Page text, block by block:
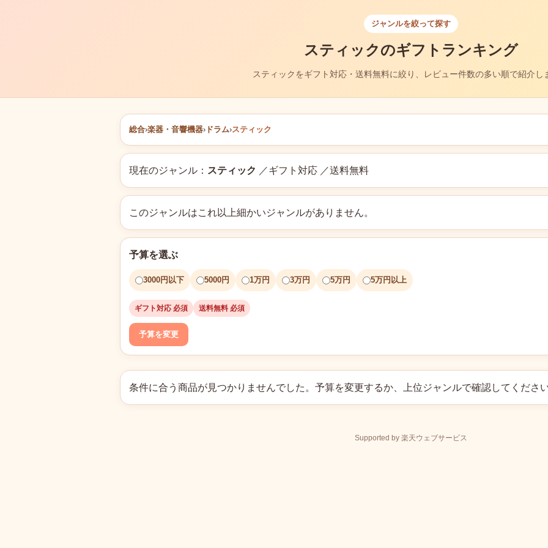
ジャンルを絞って探す
スティックのギフトランキング
スティックをギフト対応・送料無料に絞り、レビュー件数の多い順で紹介し
総合›楽器・音響機器› ドラム›スティック
現在のジャンル： スティック ／ギフト対応 ／送料無料
このジャンルはこれ以上細かいジャンルがありません。
予算を選ぶ
3000円以下 5000円 1万円 3万円 5万円 5万円以上
ギフト対応 必須 送料無料 必須
予算を変更
条件に合う商品が見つかりませんでした。予算を変更するか、上位ジャンルで確認してくださ
Supported by 楽天ウェブサービス